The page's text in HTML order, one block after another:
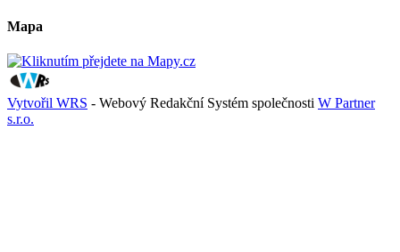
Mapa
Vytvořil WRS - Webový Redakční Systém společnosti W Partner
s.r.o.